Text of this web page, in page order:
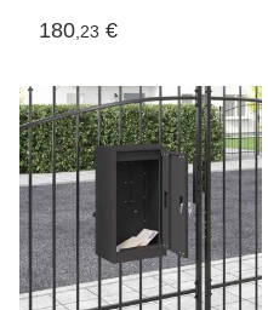
(Gris)
180,23 €